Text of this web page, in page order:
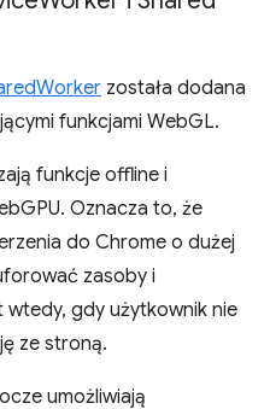
została dodana
funkcjami WebGL.
funkcje offline i
Oznacza to, że
do Chrome o dużej
zasoby i
gdy użytkownik nie
ze stroną.
umożliwiają